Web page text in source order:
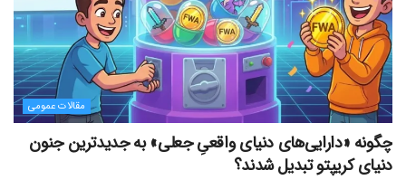
مقالات عمومی
چگونه «دارایی‌های دنیای واقعیِ جعلی» به جدیدترین جنون
دنیای کریپتو تبدیل شدند؟